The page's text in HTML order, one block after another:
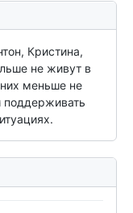
Кристина,
не живут в
меньше не